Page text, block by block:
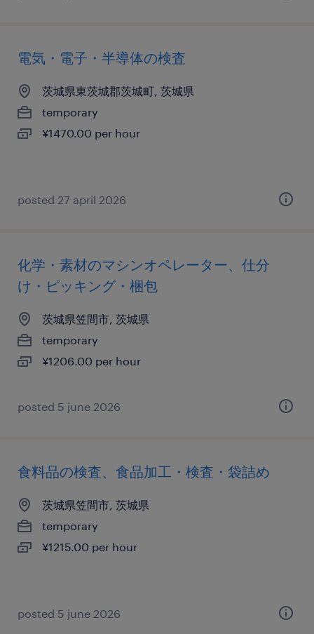
電気・電子・半導体の検査
茨城県東茨城郡茨城町, 茨城県
temporary
¥1470.00 per hour
posted 27 april 2026
化学・素材のマシンオペレーター、仕分
け・ピッキング・梱包
茨城県笠間市, 茨城県
temporary
¥1206.00 per hour
posted 5 june 2026
食料品の検査、食品加工・検査・袋詰め
茨城県笠間市, 茨城県
temporary
¥1215.00 per hour
posted 5 june 2026